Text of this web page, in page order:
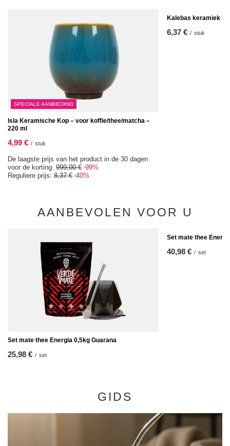
SPECIALE AANBIEDING
Isla Keramische Kop – voor koffie/thee/matcha –
220 ml
4,99 € / stuk
De laagste prijs van het product in de 30 dagen
voor de korting: 999,00 € -99%
Reguliere prijs: 8,37 € -40%
Kalebas keramiek
6,37 € / stuk
AANBEVOLEN VOOR U
Set mate thee Energia 0,5kg Guarana
25,98 € / set
Set mate thee
40,98 € / set
GIDS